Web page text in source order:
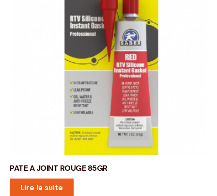
PATE A JOINT ROUGE 85GR
Lire la suite